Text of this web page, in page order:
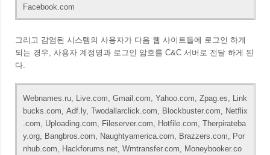
Facebook.com
그리고 감염된 시스템의 사용자가 다음 웹 사이트들에 로그인 하게
되는 경우, 사용자 계정명과 로그인 암호를 C&C 서버로 전달 하게 된
다.
Webnames.ru, Live.com, Gmail.com, Yahoo.com, Zpag.es, Link
bucks.com, Adf.ly, Twodallarclick.com, Blockbuster.com, Netflix
.com, Uploading.com, Fileserver.com, Hotfile.com, Therpirateba
y.org, Bangbros.com, Naughtyamerica.com, Brazzers.com, Por
nhub.com, Hackforums.net, Wmtransfer.com, Moneybooker.co